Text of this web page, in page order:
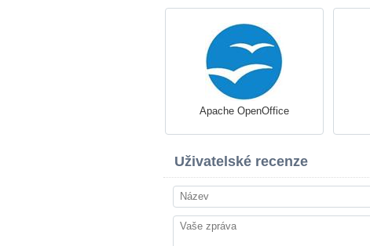
Apache OpenOffice
Uživatelské recenze